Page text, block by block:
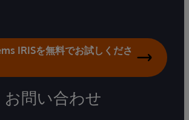
IRISを無料でお試しくださ
お問い合わせ